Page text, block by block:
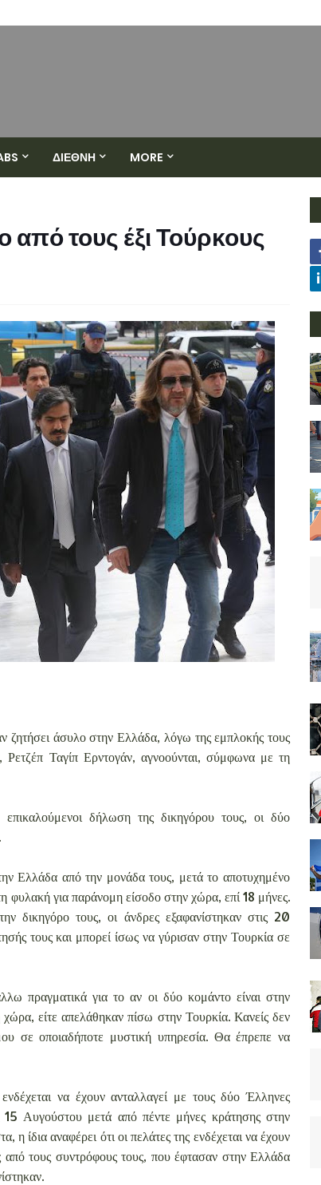
ΔΙΕΘΝΗ MORE
από τους έξι Τούρκους
ζητήσει άσυλο στην Ελλάδα, λόγω της εμπλοκής τους
Ταγίπ Ερντογάν, αγνοούνται, σύμφωνα με τη
επικαλούμενοι δήλωση της δικηγόρου τους, οι δύο
από την μονάδα τους, μετά το αποτυχημένο
φυλακή για παράνομη είσοδο στην χώρα, επί 18 μήνες.
τους, οι άνδρες εξαφανίστηκαν στις 20
τους και μπορεί ίσως να γύρισαν στην Τουρκία σε
πραγματικά για το αν οι δύο κομάντο είναι στην
είτε απελάθηκαν πίσω στην Τουρκία. Κανείς δεν
σε οποιαδήποτε μυστική υπηρεσία. Θα έπρεπε να
να έχουν ανταλλαγεί με τους δύο Έλληνες
Αυγούστου μετά από πέντε μήνες κράτησης στην
ίδια αναφέρει ότι οι πελάτες της ενδέχεται να έχουν
από τους συντρόφους τους, που έφτασαν στην Ελλάδα